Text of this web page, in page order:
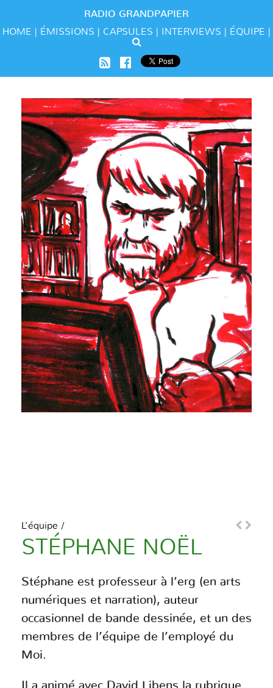
RADIO GRANDPAPIER
HOME
ÉMISSIONS CAPSULES INTERVIEWS ÉQUIPE
L’équipe /
STÉPHANE NOËL
Stéphane est professeur à l’erg (en arts
numériques et narration), auteur
occasionnel de bande dessinée, et un des
membres de l’équipe de l’employé du
Moi.